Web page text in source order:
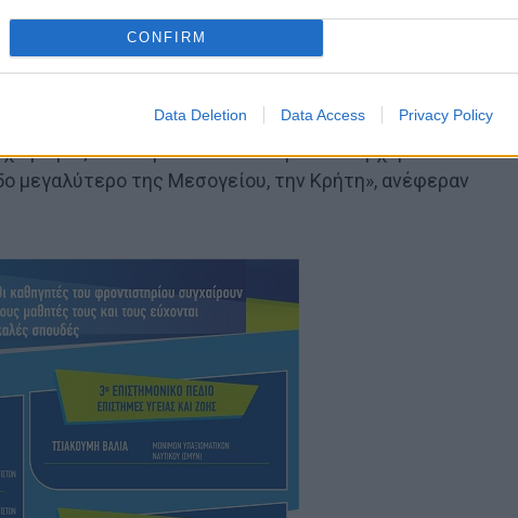
CONFIRM
Data Deletion Data Access Privacy Policy
χώρα μας στο Ευρωπαϊκό Κοινοβούλιο. Ερχόμαστε από το
μεγαλύτερο της Μεσογείου, την Κρήτη», ανέφεραν